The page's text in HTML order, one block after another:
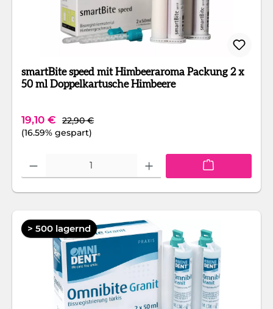
smartBite speed mit Himbeeraroma Packung 2 x
50 ml Doppelkartusche Himbeere
Verkaufspreis:
19,10 € Regulärer Preis:
22,90 €
(16.59% gespart)
Produkt Anzahl: Gib den gewünschten Wert ein oder benutze die
> 500 lagernd